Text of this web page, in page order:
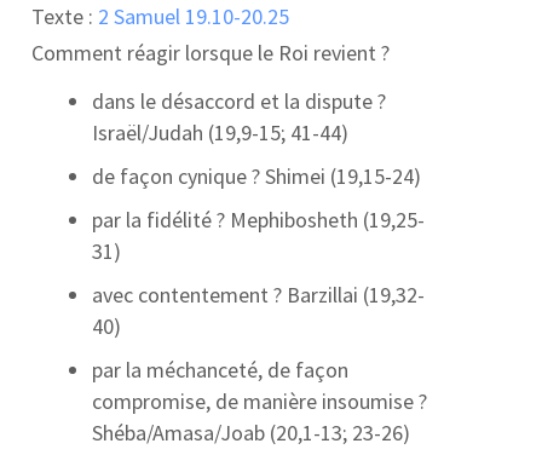
Texte : 2 Samuel 19.10-20.25
Comment réagir lorsque le Roi revient ?
dans le désaccord et la dispute ?
Israël/Judah (19,9-15; 41-44)
de façon cynique ? Shimei (19,15-24)
par la fidélité ? Mephibosheth (19,25-
31)
avec contentement ? Barzillai (19,32-
40)
par la méchanceté, de façon
compromise, de manière insoumise ?
Shéba/Amasa/Joab (20,1-13; 23-26)